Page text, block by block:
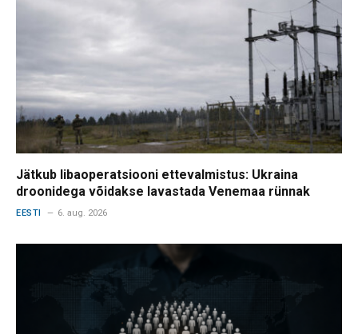
Jätkub libaoperatsiooni ettevalmistus: Ukraina
droonidega võidakse lavastada Venemaa rünnak
EESTI 6. aug. 2026